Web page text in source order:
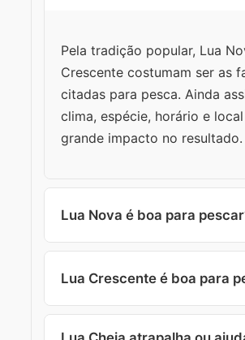
Pela tradição popular, Lua
Crescente costumam ser as
citadas para pesca. Ainda
clima, espécie, horário e
grande impacto no resultado.
Lua Nova é boa para
Nova uma boa referência,
principalmente em contextos
noturna, por causa da menor
Lua Crescente é boa para
Sim, ela aparece com